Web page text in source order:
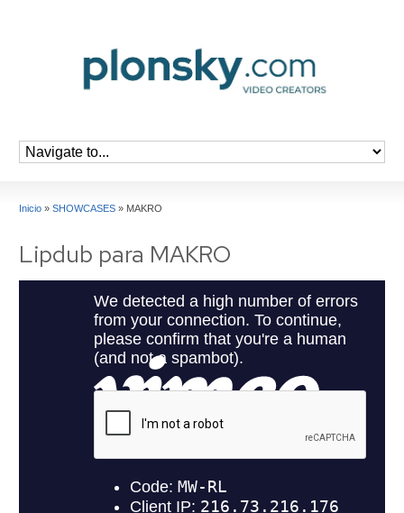
Inicio » SHOWCASES » MAKRO
Lipdub para MAKRO